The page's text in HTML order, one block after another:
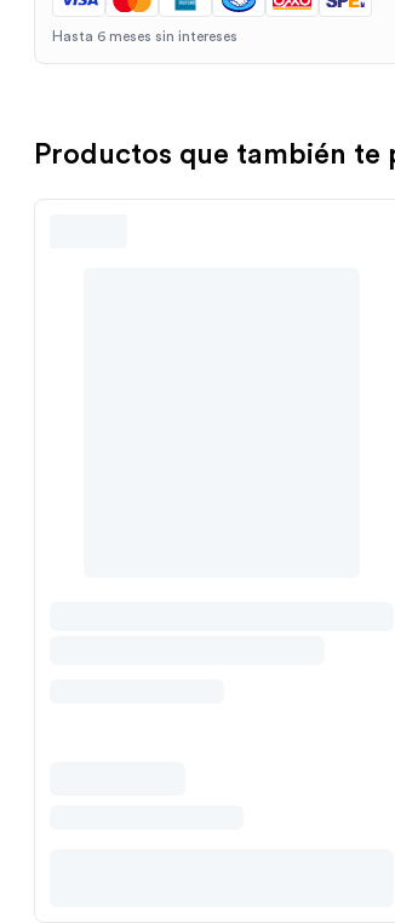
Hasta 6 meses sin intereses
Productos que también te